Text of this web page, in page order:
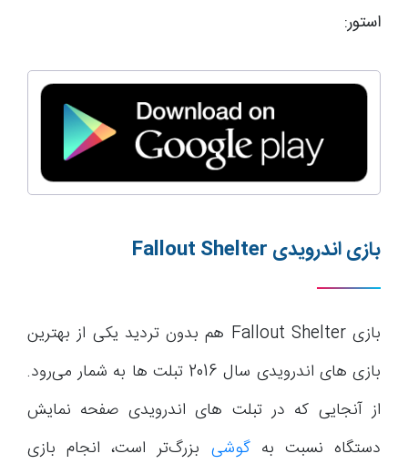
استور:
بازی اندرویدی Fallout Shelter
بازی Fallout Shelter هم بدون تردید یکی از بهترین
بازی های اندرویدی سال 2016 تبلت ها به شمار می‌رود.
از آنجایی که در تبلت های اندرویدی صفحه نمایش
دستگاه نسبت بهگوشی بزرگ‌تر است، انجام بازی